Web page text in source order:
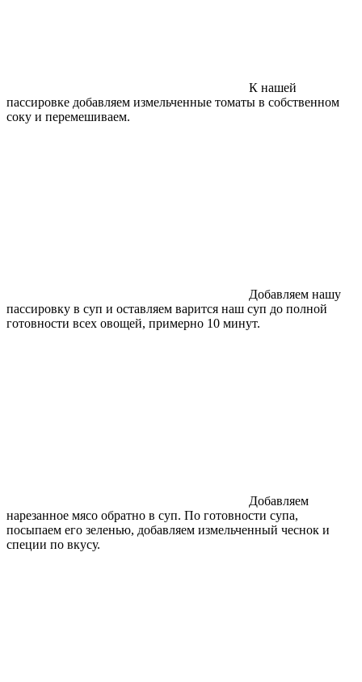
К нашей
пассировке добавляем измельченные томаты в собственном
соку и перемешиваем.
Добавляем нашу
пассировку в суп и оставляем варится наш суп до полной
готовности всех овощей, примерно 10 минут.
Добавляем
нарезанное мясо обратно в суп. По готовности супа,
посыпаем его зеленью, добавляем измельченный чеснок и
специи по вкусу.